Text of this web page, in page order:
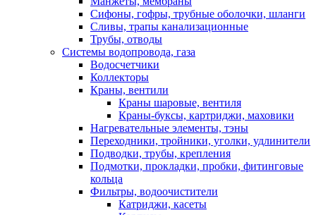
Сифоны, гофры, трубные оболочки, шланги
Сливы, трапы канализационные
Трубы, отводы
Системы водопровода, газа
Водосчетчики
Коллекторы
Краны, вентили
Краны шаровые, вентиля
Краны-буксы, картриджи, маховики
Нагревательные элементы, тэны
Переходники, тройники, уголки, удлинители
Подводки, трубы, крепления
Подмотки, прокладки, пробки, фитинговые
кольца
Фильтры, водоочистители
Катриджи, касеты